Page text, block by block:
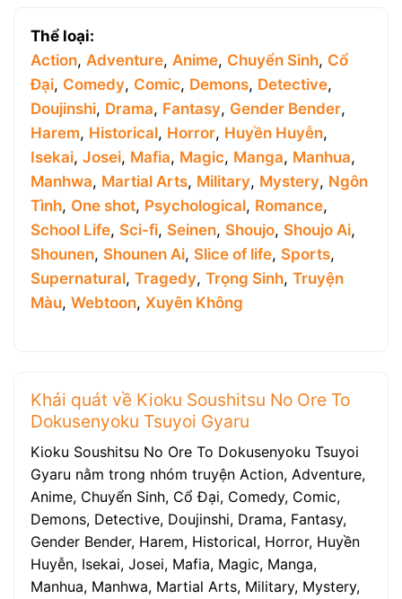
Thể loại:
Action, Adventure, Anime, Chuyển Sinh, Cổ
Đại, Comedy, Comic, Demons, Detective,
Doujinshi, Drama, Fantasy, Gender Bender,
Harem, Historical, Horror, Huyền Huyễn,
Isekai, Josei, Mafia, Magic, Manga, Manhua,
Manhwa, Martial Arts, Military, Mystery, Ngôn
Tình, One shot, Psychological, Romance,
School Life, Sci-fi, Seinen, Shoujo, Shoujo Ai,
Shounen, Shounen Ai, Slice of life, Sports,
Supernatural, Tragedy, Trọng Sinh, Truyện
Màu, Webtoon, Xuyên Không
Khái quát về Kioku Soushitsu No Ore To
Dokusenyoku Tsuyoi Gyaru
Kioku Soushitsu No Ore To Dokusenyoku Tsuyoi
Gyaru nằm trong nhóm truyện Action, Adventure,
Anime, Chuyển Sinh, Cổ Đại, Comedy, Comic,
Demons, Detective, Doujinshi, Drama, Fantasy,
Gender Bender, Harem, Historical, Horror, Huyền
Huyễn, Isekai, Josei, Mafia, Magic, Manga,
Manhua, Manhwa, Martial Arts, Military, Mystery,